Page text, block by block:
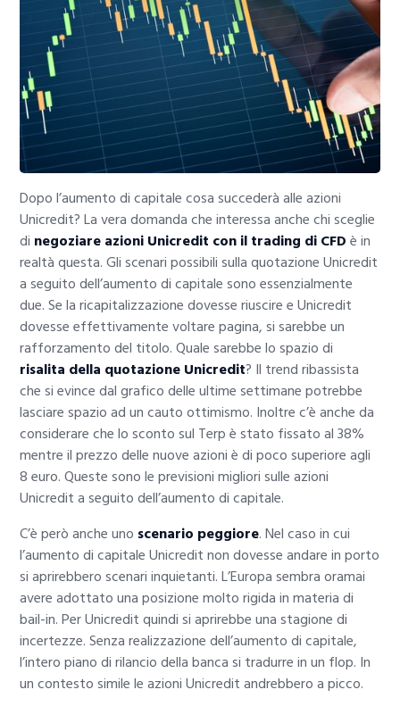
Dopo l’aumento di capitale cosa succederà alle azioni
Unicredit? La vera domanda che interessa anche chi sceglie
di negoziare azioni Unicredit con il trading di CFDè in
realtà questa. Gli scenari possibili sulla quotazione Unicredit
a seguito dell’aumento di capitale sono essenzialmente
due. Se la ricapitalizzazione dovesse riuscire e Unicredit
dovesse effettivamente voltare pagina, si sarebbe un
rafforzamento del titolo. Quale sarebbe lo spazio di
risalita della quotazione Unicredit? Il trend ribassista
che si evince dal grafico delle ultime settimane potrebbe
lasciare spazio ad un cauto ottimismo. Inoltre c’è anche da
considerare che lo sconto sul Terp è stato fissato al 38%
mentre il prezzo delle nuove azioni è di poco superiore agli
8 euro. Queste sono le previsioni migliori sulle azioni
Unicredit a seguito dell’aumento di capitale.
C’è però anche uno scenario peggiore. Nel caso in cui
l’aumento di capitale Unicredit non dovesse andare in porto
si aprirebbero scenari inquietanti. L’Europa sembra oramai
avere adottato una posizione molto rigida in materia di
bail-in. Per Unicredit quindi si aprirebbe una stagione di
incertezze. Senza realizzazione dell’aumento di capitale,
l’intero piano di rilancio della banca si tradurre in un flop. In
un contesto simile le azioni Unicredit andrebbero a picco.